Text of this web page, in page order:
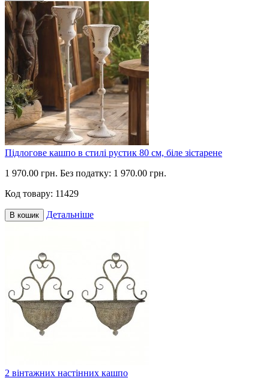
Підлогове кашпо в стилі рустик 80 см, біле зістарене
1 970.00 грн. Без податку: 1 970.00 грн.
Код товару: 11429
В кошик Детальніше
2 вінтажних настінних кашпо